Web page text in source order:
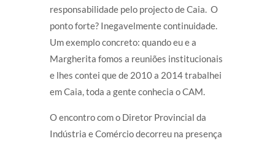
responsabilidade pelo projecto de Caia. O
ponto forte? Inegavelmente continuidade.
Um exemplo concreto: quando eu e a
Margherita fomos a reuniões institucionais
e lhes contei que de 2010 a 2014 trabalhei
em Caia, toda a gente conhecia o CAM.
O encontro com o Diretor Provincial da
Indústria e Comércio decorreu na presença